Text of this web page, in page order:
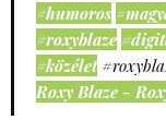
#humoros
#roxyblaze
#közélet
Roxy Blaze -